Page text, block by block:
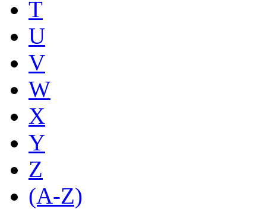
T
U
V
W
X
Y
Z
(A-Z)